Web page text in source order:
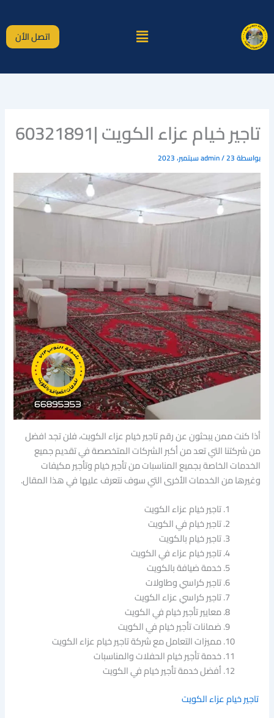
المحتوى
القائمة اتصل الأن
تاجير خيام عزاء الكويت |60321891
بواسطة admin/23 سبتمبر، 2023
أذا كنت ممن يبحثون عن رقم تاجير خيام عزاء الكويت، فلن تجد افضل
من شركتنا التي تعد من أكبر الشركات المتخصصة في تقديم جميع
الخدمات الخاصة بجميع المناسبات من تأجير خيام وتأجير مكيفات
وغيرها من الخدمات الأخرى التي سوف نتعرف عليها في هذا المقال.
تاجير خيام عزاء الكويت
تاجير خيام في الكويت
تاجير خيام بالكويت
تاجير خيام عزاء في الكويت
خدمة ضيافة بالكويت
تاجير كراسي وطاولات
تاجير كراسي عزاء الكويت
معايير تأجير خيام في الكويت
ضمانات تأجير خيام في الكويت
مميزات التعامل مع شركة تاجير خيام عزاء الكويت
خدمة تأجير خيام الحفلات والمناسبات
أفضل خدمة تأجير خيام في الكويت
تاجير خيام عزاء الكويت